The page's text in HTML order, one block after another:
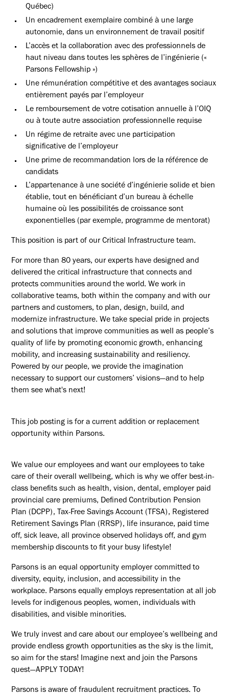
Québec)
Un encadrement exemplaire combiné à une large
autonomie, dans un environnement de travail positif
L’accès et la collaboration avec des professionnels de
haut niveau dans toutes les sphères de l’ingénierie («
Parsons Fellowship »)
Une rémunération compétitive et des avantages sociaux
entièrement payés par l’employeur
Le remboursement de votre cotisation annuelle à l’OIQ
ou à toute autre association professionnelle requise
Un régime de retraite avec une participation
significative de l’employeur
Une prime de recommandation lors de la référence de
candidats
L’appartenance à une société d’ingénierie solide et bien
établie, tout en bénéficiant d’un bureau à échelle
humaine où les possibilités de croissance sont
exponentielles (par exemple, programme de mentorat)
This position is part of our Critical Infrastructure team.
For more than 80 years, our experts have designed and
delivered the critical infrastructure that connects and
protects communities around the world. We work in
collaborative teams, both within the company and with our
partners and customers, to plan, design, build, and
modernize infrastructure. We take special pride in projects
and solutions that improve communities as well as people’s
quality of life by promoting economic growth, enhancing
mobility, and increasing sustainability and resiliency.
Powered by our people, we provide the imagination
necessary to support our customers’ visions—and to help
them see what's next!
This job posting is for a current addition or replacement
opportunity within Parsons.
We value our employees and want our employees to take
care of their overall wellbeing, which is why we offer best-in-
class benefits such as health, vision, dental, employer paid
provincial care premiums, Defined Contribution Pension
Plan (DCPP), Tax-Free Savings Account (TFSA), Registered
Retirement Savings Plan (RRSP), life insurance, paid time
off, sick leave, all province observed holidays off, and gym
membership discounts to fit your busy lifestyle!
Parsons is an equal opportunity employer committed to
diversity, equity, inclusion, and accessibility in the
workplace. Parsons equally employs representation at all job
levels for indigenous peoples, women, individuals with
disabilities, and visible minorities.
We truly invest and care about our employee’s wellbeing and
provide endless growth opportunities as the sky is the limit,
so aim for the stars! Imagine next and join the Parsons
quest—APPLY TODAY!
Parsons is aware of fraudulent recruitment practices. To